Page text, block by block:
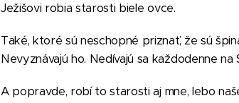
Ježišovi robia starosti biele ovce.
Také, ktoré sú neschopné priznať, že sú
Nevyznávajú ho. Nedívajú sa každodenne
A popravde, robí to starosti aj mne, lebo